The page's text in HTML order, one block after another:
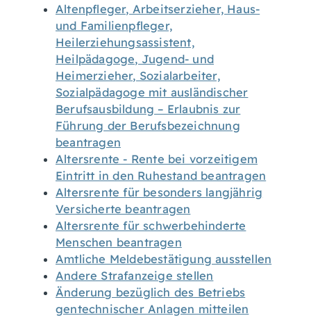
Altenpfleger, Arbeitserzieher, Haus-
und Familienpfleger,
Heilerziehungsassistent,
Heilpädagoge, Jugend- und
Heimerzieher, Sozialarbeiter,
Sozialpädagoge mit ausländischer
Berufsausbildung – Erlaubnis zur
Führung der Berufsbezeichnung
beantragen
Altersrente - Rente bei vorzeitigem
Eintritt in den Ruhestand beantragen
Altersrente für besonders langjährig
Versicherte beantragen
Altersrente für schwerbehinderte
Menschen beantragen
Amtliche Meldebestätigung ausstellen
Andere Strafanzeige stellen
Änderung bezüglich des Betriebs
gentechnischer Anlagen mitteilen